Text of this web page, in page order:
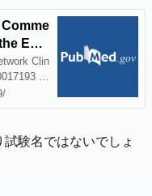
Eme
Two J
Trials
Clin
a
験名ではないでしょ